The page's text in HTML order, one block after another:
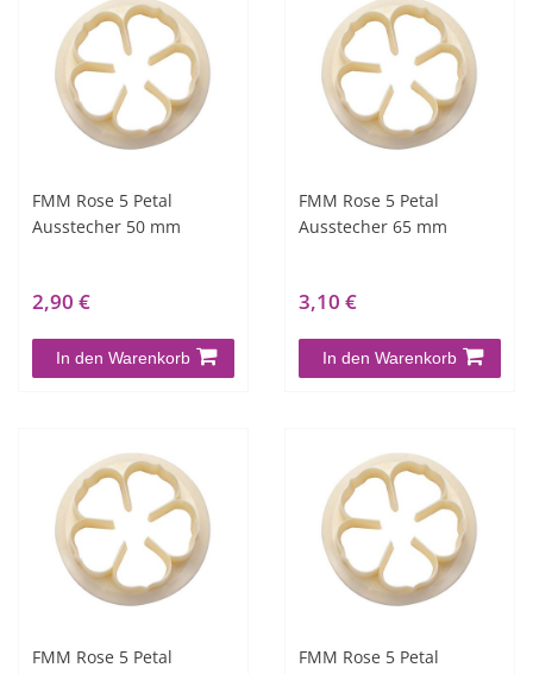
FMM Rose 5 Petal
Ausstecher 50 mm
2,90 €
In den Warenkorb
FMM Rose 5 Petal
Ausstecher 65 mm
3,10 €
In den Warenkorb
FMM Rose 5 Petal
FMM Rose 5 Petal